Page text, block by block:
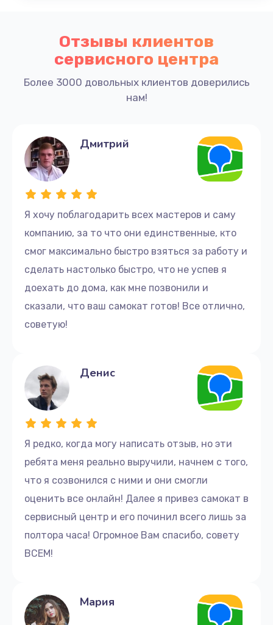
Отзывы клиентов
сервисного центра
Более 3000 довольных клиентов доверились
нам!
Я хочу поблагодарить всех мастеров и саму
компанию, за то что они единственные, кто
смог максимально быстро взяться за работу и
сделать настолько быстро, что не успев я
доехать до дома, как мне позвонили и
сказали, что ваш самокат готов! Все отлично,
советую!
Дмитрий
Я редко, когда могу написать отзыв, но эти
ребята меня реально выручили, начнем с того,
что я созвонился с ними и они смогли
оценить все онлайн! Далее я привез самокат в
сервисный центр и его починил всего лишь за
полтора часа! Огромное Вам спасибо, совету
ВСЕМ!
Денис
Мария